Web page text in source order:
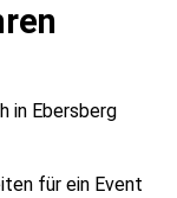
in Ebersberg
für ein Event